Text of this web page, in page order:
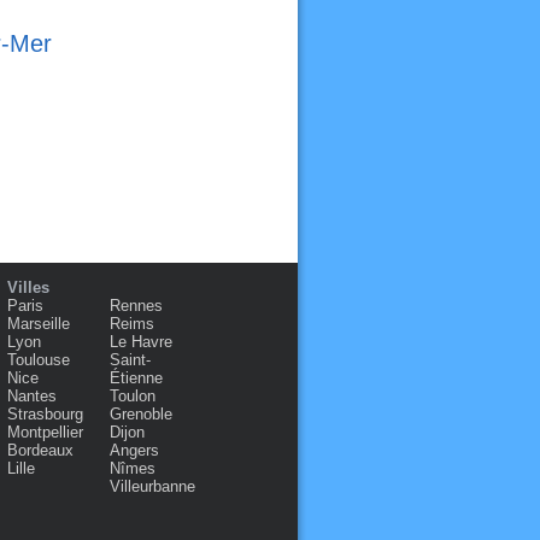
Mer
Villes
Paris
Marseille
Lyon
Toulouse
Nice
Nantes
Strasbourg
Montpellier
Bordeaux
Lille
Rennes
Reims
Le Havre
Saint-
Étienne
Toulon
Grenoble
Dijon
Angers
Nîmes
Villeurbanne